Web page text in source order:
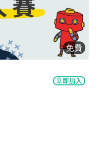
免費
立即加入